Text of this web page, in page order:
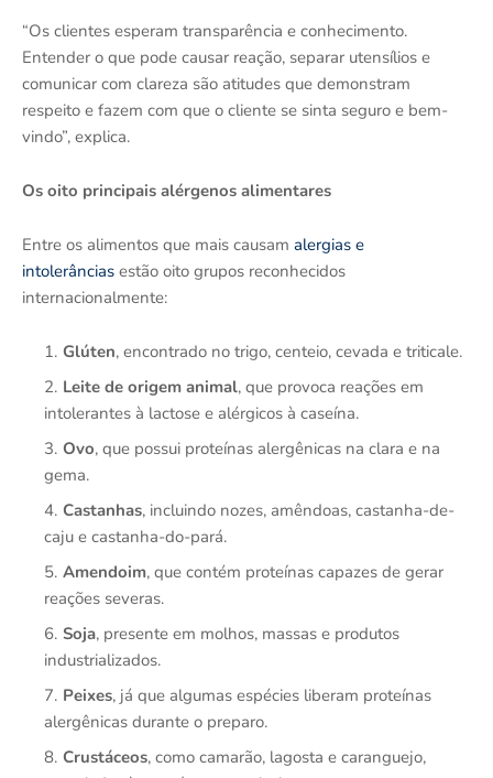
“Os clientes esperam transparência e conhecimento.
Entender o que pode causar reação, separar utensílios e
comunicar com clareza são atitudes que demonstram
respeito e fazem com que o cliente se sinta seguro e bem-
vindo”, explica.
Os oito principais alérgenos alimentares
Entre os alimentos que mais causam alergias e
intolerâncias estão oito grupos reconhecidos
internacionalmente:
Glúten, encontrado no trigo, centeio, cevada e triticale.
Leite de origem animal, que provoca reações em
intolerantes à lactose e alérgicos à caseína.
Ovo, que possui proteínas alergênicas na clara e na
gema.
Castanhas, incluindo nozes, amêndoas, castanha-de-
caju e castanha-do-pará.
Amendoim, que contém proteínas capazes de gerar
reações severas.
Soja, presente em molhos, massas e produtos
industrializados.
Peixes, já que algumas espécies liberam proteínas
alergênicas durante o preparo.
Crustáceos, como camarão, lagosta e caranguejo,